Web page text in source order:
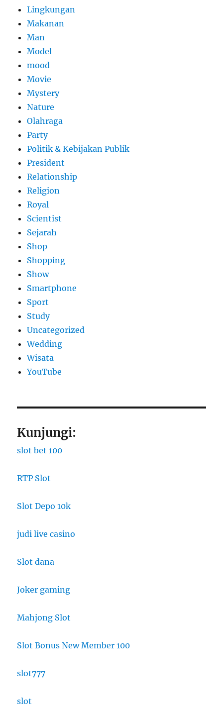
Lingkungan
Makanan
Man
Model
mood
Movie
Mystery
Nature
Olahraga
Party
Politik & Kebijakan Publik
President
Relationship
Religion
Royal
Scientist
Sejarah
Shop
Shopping
Show
Smartphone
Sport
Study
Uncategorized
Wedding
Wisata
YouTube
Kunjungi:
slot bet 100
RTP Slot
Slot Depo 10k
judi live casino
Slot dana
Joker gaming
Mahjong Slot
Slot Bonus New Member 100
slot777
slot